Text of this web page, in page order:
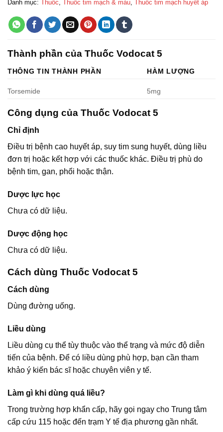
Danh mục: Thuốc Thuốc tim mạch & máu Thuốc tim mạch huyết áp
Thành phần của Thuốc Vodocat 5
THÔNG TIN THÀNH PHẦN HÀM LƯỢNG
Torsemide 5mg
Công dụng của Thuốc Vodocat 5
Chỉ định
Điều trị bệnh cao huyết áp, suy tim sung huyết, dùng liều
đơn trị hoặc kết hợp với các thuốc khác. Điều trị phù do
bệnh tim, gan, phổi hoặc thận.
Dược lực học
Chưa có dữ liệu.
Dược động học
Chưa có dữ liệu.
Cách dùng Thuốc Vodocat 5
Cách dùng
Dùng đường uống.
Liều dùng
Liều dùng cụ thể tùy thuộc vào thể trạng và mức độ diễn
tiến của bệnh. Để có liều dùng phù hợp, bạn cần tham
khảo ý kiến bác sĩ hoặc chuyên viên y tế.
Làm gì khi dùng quá liều?
Trong trường hợp khẩn cấp, hãy gọi ngay cho Trung tâm
cấp cứu 115 hoặc đến trạm Y tế địa phương gần nhất.